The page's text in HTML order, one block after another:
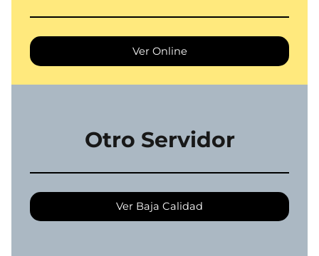
Ver Online
Otro Servidor
Ver Baja Calidad